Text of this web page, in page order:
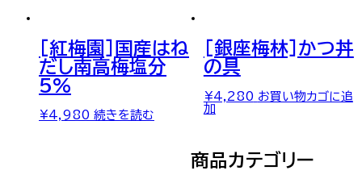
[紅梅園]国産はね
だし南高梅塩分
5%
¥4,980 続きを読む
[銀座梅林]かつ丼
の具
¥4,280 お買い物カゴに追
加
商品カテゴリー